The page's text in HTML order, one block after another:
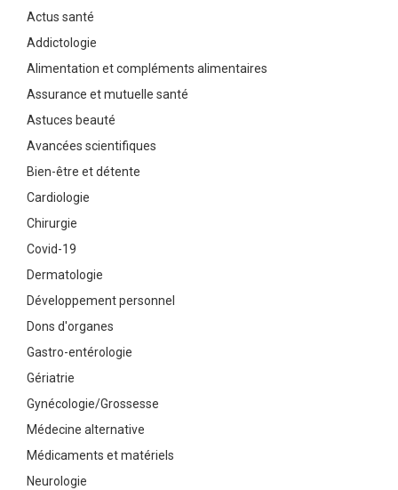
Actus santé
Addictologie
Alimentation et compléments alimentaires
Assurance et mutuelle santé
Astuces beauté
Avancées scientifiques
Bien-être et détente
Cardiologie
Chirurgie
Covid-19
Dermatologie
Développement personnel
Dons d'organes
Gastro-entérologie
Gériatrie
Gynécologie/Grossesse
Médecine alternative
Médicaments et matériels
Neurologie